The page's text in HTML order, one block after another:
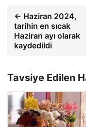
← Haziran 2024,
tarihin en sıcak
Haziran ayı olarak
kaydedildi
Tavsiye Edilen